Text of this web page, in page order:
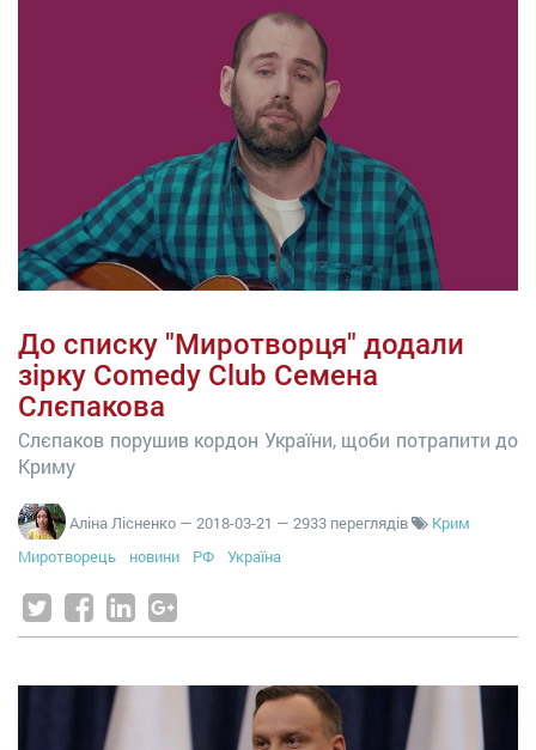
До списку "Миротворця" додали
зірку Comedy Club Семена
Слєпакова
Слєпаков порушив кордон України, щоби потрапити до
Криму
Аліна Лісненко — 2018-03-21 — 2933 переглядів
Крим
Миротворець
новини РФ Україна